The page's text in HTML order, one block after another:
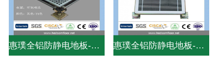
惠璞全铝防静电地板-PVC贴面 惠璞全铝防静电地板-PVC贴面